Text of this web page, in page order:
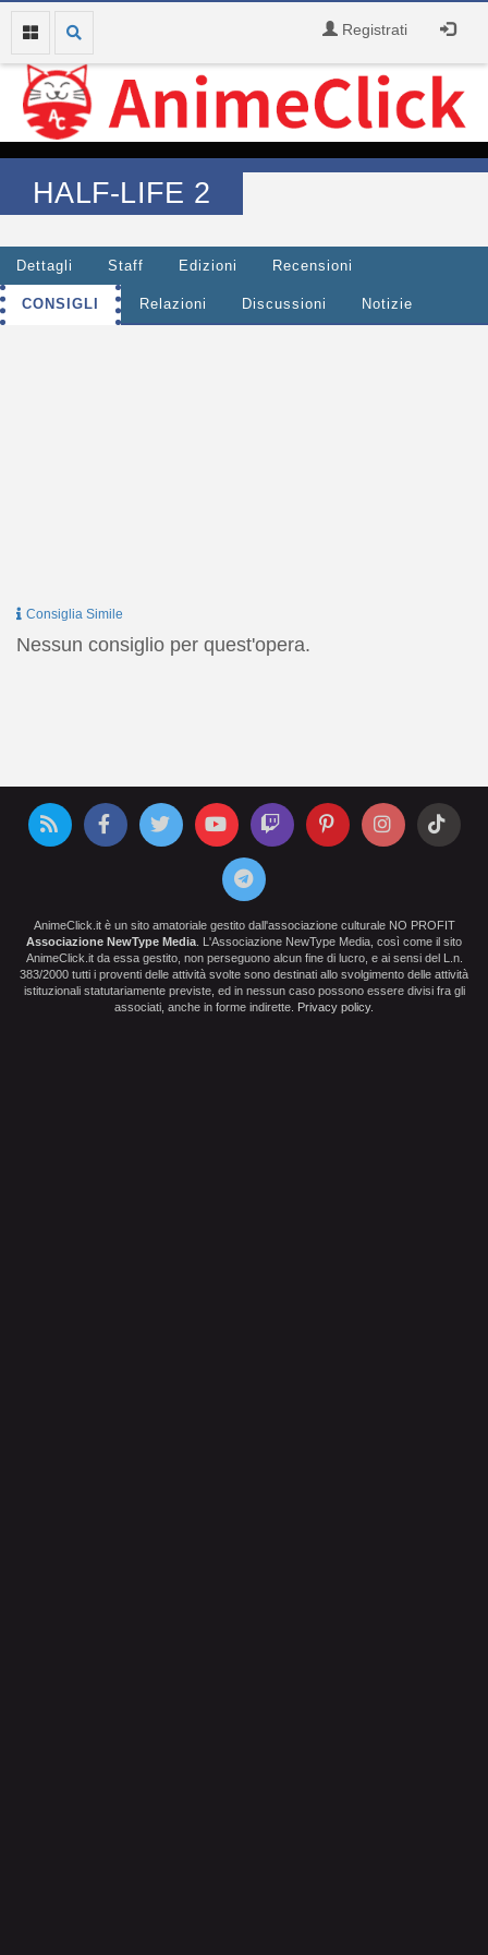
Registrati
HALF-LIFE 2
Dettagli Staff Edizioni Recensioni
CONSIGLI Relazioni Discussioni Notizie
Consiglia Simile
Nessun consiglio per quest'opera.
AnimeClick.it è un sito amatoriale gestito dall'associazione culturale NO PROFIT
Associazione NewType Media . L'Associazione NewType Media, così come il sito
AnimeClick.it da essa gestito, non perseguono alcun fine di lucro, e ai sensi del L.n.
383/2000 tutti i proventi delle attività svolte sono destinati allo svolgimento delle attività
istituzionali statutariamente previste, ed in nessun caso possono essere divisi fra gli
associati, anche in forme indirette. Privacy policy.